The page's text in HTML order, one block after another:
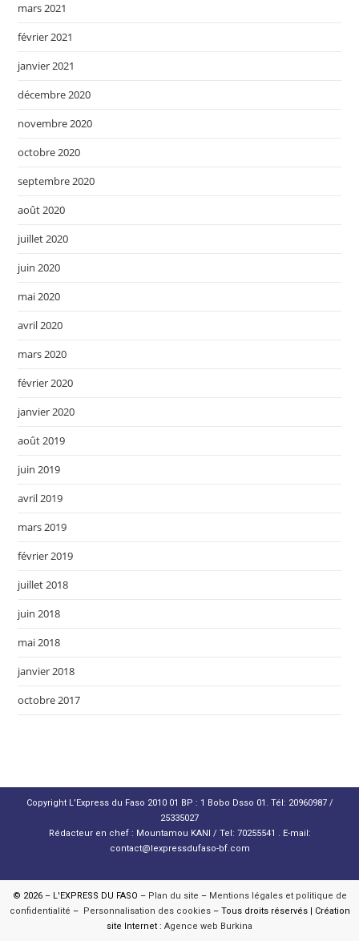
mars 2021
février 2021
janvier 2021
décembre 2020
novembre 2020
octobre 2020
septembre 2020
août 2020
juillet 2020
juin 2020
mai 2020
avril 2020
mars 2020
février 2020
janvier 2020
août 2019
juin 2019
avril 2019
mars 2019
février 2019
juillet 2018
juin 2018
mai 2018
janvier 2018
octobre 2017
Copyright L’Express du Faso 2010 01 BP : 1 Bobo Dsso 01. Tél: 20960987 /
25335027
Rédacteur en chef : Mountamou KANI / Tel: 70255541 . E-mail:
contact@lexpressdufaso-bf.com
© 2026 – L'EXPRESS DU FASO – Plan du site – Mentions légales et politique de
confidentialité –Personnalisation des cookies– Tous droits réservés | Création
site Internet : Agence web Burkina